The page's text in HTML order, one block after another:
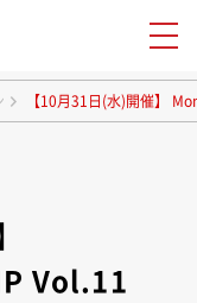
【10月31日(水)開催】
Vol.11